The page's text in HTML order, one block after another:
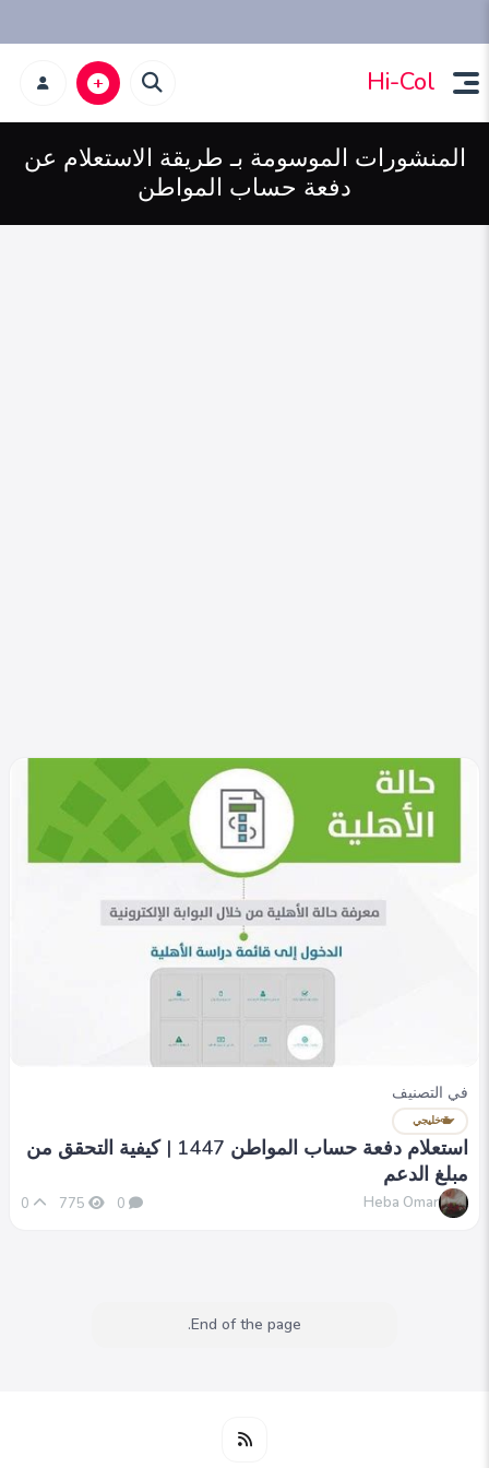
Hi-Col
المنشورات الموسومة بـ طريقة الاستعلام عن
دفعة حساب المواطن
في التصنيف
خليجي
استعلام دفعة حساب المواطن 1447 | كيفية التحقق من
مبلغ الدعم
Heba Omar
0
775
End of the page.